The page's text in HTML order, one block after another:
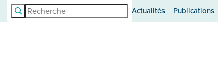
Recherche Actualités Publications